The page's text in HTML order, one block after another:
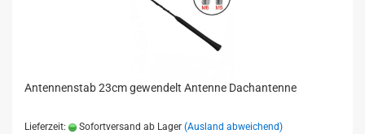
Antennenstab 23cm gewendelt Antenne Dachantenne
Lieferzeit: Sofortversand ab Lager (Ausland abweichend)